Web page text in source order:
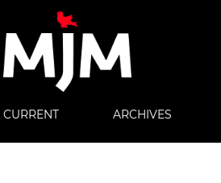
CURRENT ARCHIVES